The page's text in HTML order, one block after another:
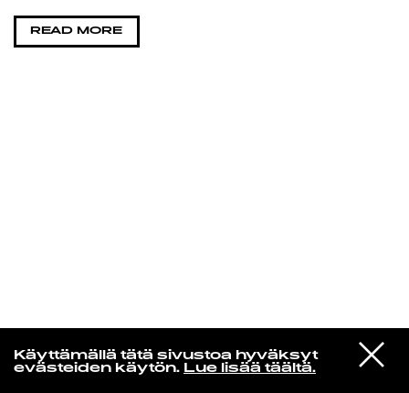
Käyttämällä tätä sivustoa hyväksyt
evästeiden käytön. Lue lisää täältä.
VIESTI
STUDIOON
Bebel Gilberto
August Day Song
KIRJAUDU SISÄÄN
READ MORE